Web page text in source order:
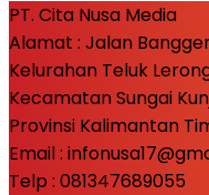
PT. Cita Nusa Media
Alamat : Jalan
Kelurahan Teluk
Kecamatan Sungai
Provinsi Kalimantan
Email :
Telp : 081347689055